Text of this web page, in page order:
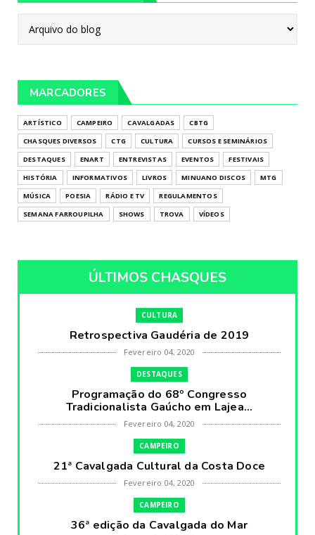
MARCADORES
ARTÍSTICO CAMPEIRO CAVALGADAS
CBTG
CHASQUES DIVERSOS
CTG CULTURA
CURSOS E SEMINÁRIOS
DESTAQUES
ENART ENTREVISTAS EVENTOS
FESTIVAIS
HISTÓRIA
INFORMATIVOS LIVROS MINUANO DISCOS
MTG
MÚSICA
POESIA RÁDIO E TV
REGULAMENTOS
SEMANA FARROUPILHA
SHOWS TROVA VÍDEOS
ÚLTIMOS CHASQUES
CULTURA
Retrospectiva Gaudéria de 2019
Fevereiro 04, 2020
DESTAQUES
Programação do 68º Congresso
Tradicionalista Gaúcho em Lajea...
Fevereiro 04, 2020
CAMPEIRO
21ª Cavalgada Cultural da Costa Doce
Fevereiro 04, 2020
CAMPEIRO
36ª edição da Cavalgada do Mar